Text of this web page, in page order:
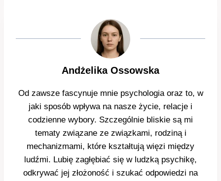
Andżelika Ossowska
Od zawsze fascynuje mnie psychologia oraz to, w
jaki sposób wpływa na nasze życie, relacje i
codzienne wybory. Szczególnie bliskie są mi
tematy związane ze związkami, rodziną i
mechanizmami, które kształtują więzi między
ludźmi. Lubię zagłębiać się w ludzką psychikę,
odkrywać jej złożoność i szukać odpowiedzi na